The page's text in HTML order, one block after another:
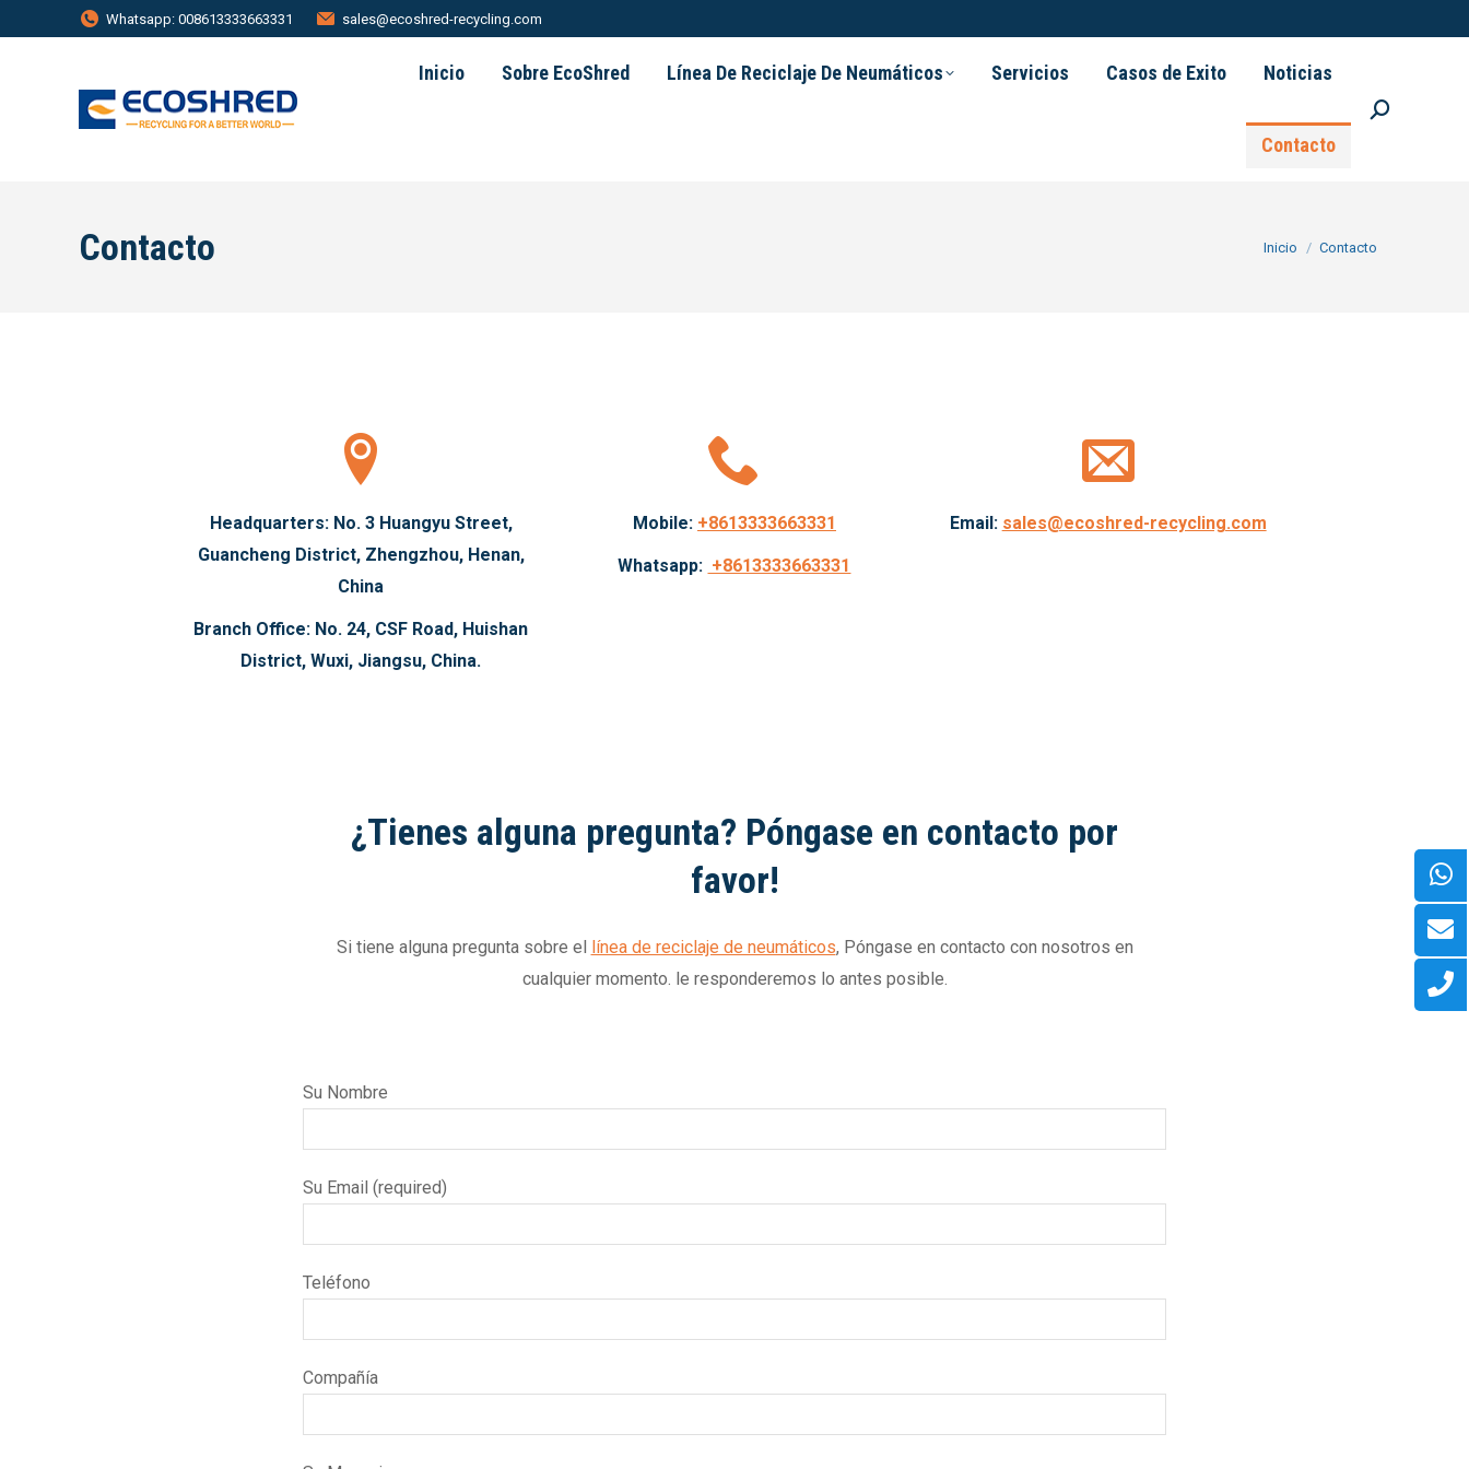
Whatsapp: 008613333663331 sales@ecoshred-recycling.com
Inicio Sobre EcoShred Línea De Reciclaje De Neumáticos Servicios Casos de Exito Noticias
Contacto
Buscar:
Contacto Estás aquí:
Inicio Contacto
Headquarters:No. 3 Huangyu Street,
Guancheng District, Zhengzhou, Henan,
China
Branch Office: No. 24, CSF Road, Huishan
District, Wuxi, Jiangsu, China.
Mobile: +8613333663331
Whatsapp: +8613333663331
Email: sales@ecoshred-recycling.com
¿Tienes alguna pregunta? Póngase en contacto por
favor!
Si tiene alguna pregunta sobre el línea de reciclaje de neumáticos, Póngase en contacto con nosotros en
cualquier momento. le responderemos lo antes posible.
Su Nombre
Su Email (required)
Teléfono
Compañía